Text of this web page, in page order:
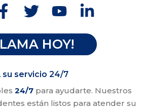
HOY!
su servicio 24/7
24/7 para ayudarte. Nuestros
están listos para atender su